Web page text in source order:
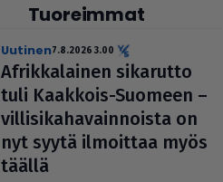
Tuoreimmat
uutinen7.8.2026 3.00
Afrik­ka­lai­nen sikarutto
tuli Kaakkois-Suomeen –
vil­li­si­ka­ha­vain­noista on
nyt syytä ilmoittaa myös
täällä